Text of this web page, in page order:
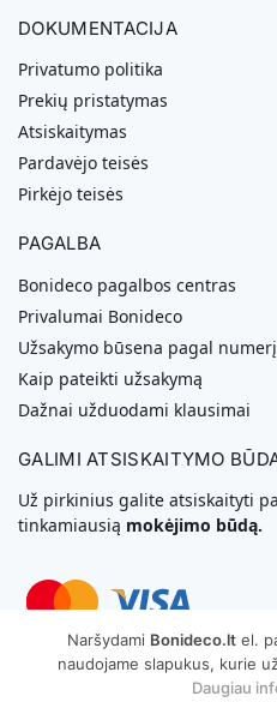
DOKUMENTACIJA
Privatumo politika
Prekių pristatymas
Atsiskaitymas
Pardavėjo teisės
Pirkėjo teisės
PAGALBA
Bonideco pagalbos centras
Privalumai Bonideco
Užsakymo būsena pagal numerį
Kaip pateikti užsakymą
Dažnai užduodami klausimai
GALIMI ATSISKAITYMO
Už pirkinius galite atsiskaityti
tinkamiausią mokėjimo būdą.
Svetainių Kūrimas
Naršydami Bonideco.lt el.
naudojame slapukus, kurie
Daugiau